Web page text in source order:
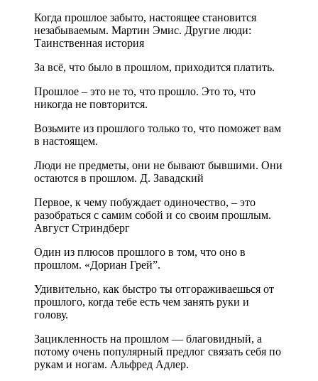
Когда прошлое забыто, настоящее становится
незабываемым. Мартин Эмис. Другие люди:
Таинственная история
За всё, что было в прошлом, приходится платить.
Прошлое – это не то, что прошло. Это то, что
никогда не повторится.
Возьмите из прошлого только то, что поможет вам
в настоящем.
Люди не предметы, они не бывают бывшими. Они
остаются в прошлом. Д. Завадский
Первое, к чему побуждает одиночество, – это
разобраться с самим собой и со своим прошлым.
Август Стриндберг
Один из плюсов прошлого в том, что оно в
прошлом. «Дориан Грей”.
Удивительно, как быстро ты отгораживаешься от
прошлого, когда тебе есть чем занять руки и
голову.
Зацикленность на прошлом — благовидный, а
потому очень популярный предлог связать себя по
рукам и ногам. Альфред Адлер.